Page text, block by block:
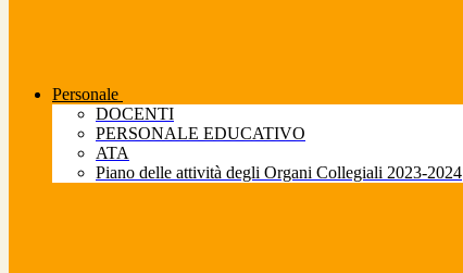
Personale
DOCENTI
PERSONALE EDUCATIVO
ATA
Piano delle attività degli Organi Collegiali 2023-2024